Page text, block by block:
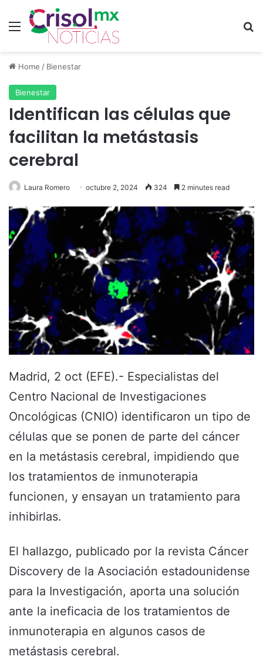
Menu
Home / Bienestar
Bienestar
Identifican las células que
facilitan la metástasis
cerebral
Laura Romero octubre 2, 2024 324 2 minutes read
Madrid, 2 oct (EFE).- Especialistas del
Centro Nacional de Investigaciones
Oncológicas (CNIO) identificaron un tipo de
células que se ponen de parte del cáncer
en la metástasis cerebral, impidiendo que
los tratamientos de inmunoterapia
funcionen, y ensayan un tratamiento para
inhibirlas.
El hallazgo, publicado por la revista Cáncer
Discovery de la Asociación estadounidense
para la Investigación, aporta una solución
ante la ineficacia de los tratamientos de
inmunoterapia en algunos casos de
metástasis cerebral.